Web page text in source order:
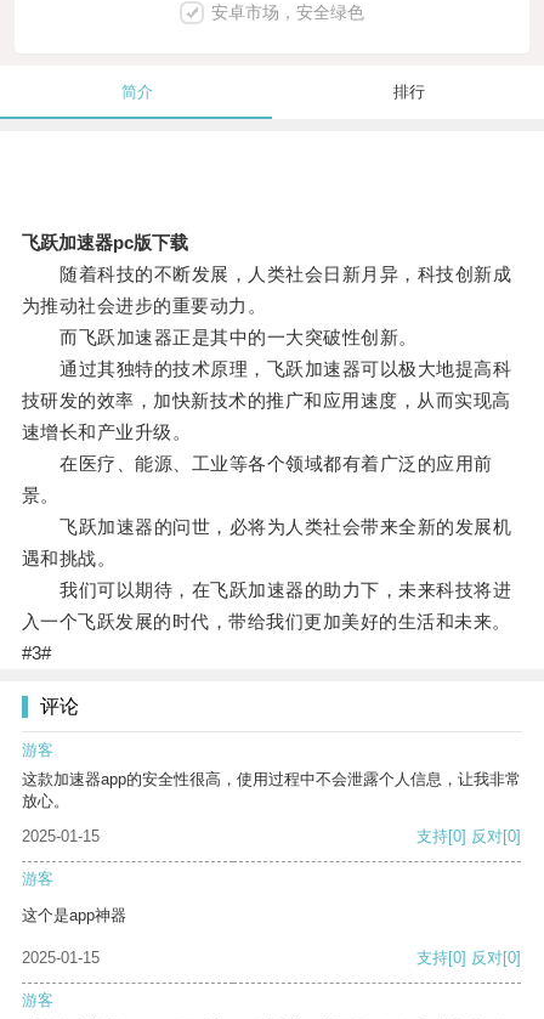
安卓市场，安全绿色
简介 排行
飞跃加速器pc版下载
随着科技的不断发展，人类社会日新月异，科技创新成
为推动社会进步的重要动力。
而飞跃加速器正是其中的一大突破性创新。
通过其独特的技术原理，飞跃加速器可以极大地提高科
技研发的效率，加快新技术的推广和应用速度，从而实现高
速增长和产业升级。
在医疗、能源、工业等各个领域都有着广泛的应用前
景。
飞跃加速器的问世，必将为人类社会带来全新的发展机
遇和挑战。
我们可以期待，在飞跃加速器的助力下，未来科技将进
入一个飞跃发展的时代，带给我们更加美好的生活和未来。
#3#
评论
游客
这款加速器app的安全性很高，使用过程中不会泄露个人信息，让我非常
放心。
2025-01-15
支持[0] 反对[0]
游客
这个是app神器
2025-01-15 支持[0] 反对[0]
游客